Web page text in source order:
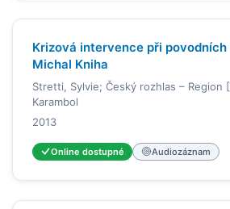
Krizová intervence při
Michal Kniha
Stretti, Sylvie; Český rozhlas – Region
Karambol
2013
Online dostupné Audiozáznam